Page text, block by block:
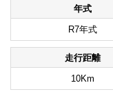
年式
R7年式
走行距離
10Km